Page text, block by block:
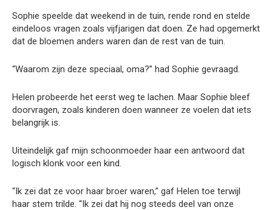
Sophie speelde dat weekend in de tuin, rende rond en stelde
eindeloos vragen zoals vijfjarigen dat doen. Ze had opgemerkt
dat de bloemen anders waren dan de rest van de tuin.
“Waarom zijn deze speciaal, oma?” had Sophie gevraagd.
Helen probeerde het eerst weg te lachen. Maar Sophie bleef
doorvragen, zoals kinderen doen wanneer ze voelen dat iets
belangrijk is.
Uiteindelijk gaf mijn schoonmoeder haar een antwoord dat
logisch klonk voor een kind.
“Ik zei dat ze voor haar broer waren,” gaf Helen toe terwijl
haar stem trilde. “Ik zei dat hij nog steeds deel van onze